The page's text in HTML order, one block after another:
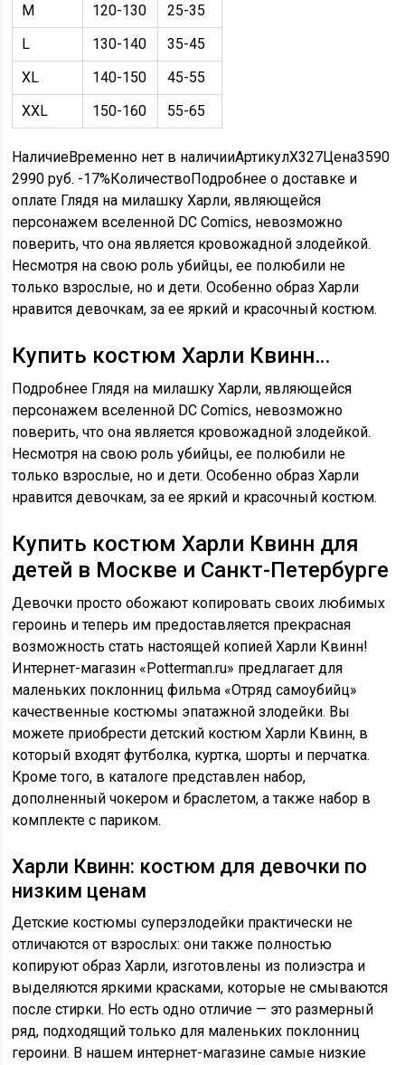
M
120-130
25-35
L
130-140
35-45
XL
140-150
45-55
XXL
150-160 55-65
НаличиеВременно нет в наличииАртикулX327Цена3590
2990 руб. -17%КоличествоПодробнее о доставке и
оплате Глядя на милашку Харли, являющейся
персонажем вселенной DC Comics, невозможно
поверить, что она является кровожадной злодейкой.
Несмотря на свою роль убийцы, ее полюбили не
только взрослые, но и дети. Особенно образ Харли
нравится девочкам, за ее яркий и красочный костюм.
Купить костюм Харли Квинн…
Подробнее Глядя на милашку Харли, являющейся
персонажем вселенной DC Comics, невозможно
поверить, что она является кровожадной злодейкой.
Несмотря на свою роль убийцы, ее полюбили не
только взрослые, но и дети. Особенно образ Харли
нравится девочкам, за ее яркий и красочный костюм.
Купить костюм Харли Квинн для
детей в Москве и Санкт-Петербурге
Девочки просто обожают копировать своих любимых
героинь и теперь им предоставляется прекрасная
возможность стать настоящей копией Харли Квинн!
Интернет-магазин «Potterman.ru» предлагает для
маленьких поклонниц фильма «Отряд самоубийц»
качественные костюмы эпатажной злодейки. Вы
можете приобрести детский костюм Харли Квинн, в
который входят футболка, куртка, шорты и перчатка.
Кроме того, в каталоге представлен набор,
дополненный чокером и браслетом, а также набор в
комплекте с париком.
Харли Квинн: костюм для девочки по
низким ценам
Детские костюмы суперзлодейки практически не
отличаются от взрослых: они также полностью
копируют образ Харли, изготовлены из полиэстра и
выделяются яркими красками, которые не смываются
после стирки. Но есть одно отличие — это размерный
ряд, подходящий только для маленьких поклонниц
героини. В нашем интернет-магазине самые низкие